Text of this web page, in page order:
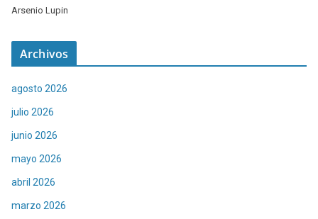
Arsenio Lupin
Archivos
agosto 2026
julio 2026
junio 2026
mayo 2026
abril 2026
marzo 2026